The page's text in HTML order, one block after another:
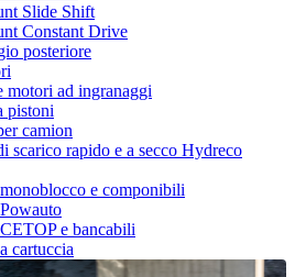
Slide Shift
Constant Drive
posteriore
motori ad ingranaggi
pistoni
camion
scarico rapido e a secco Hydreco
e componibili
e bancabili
cartuccia